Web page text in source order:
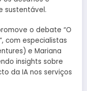
sustentável.
o debate “O
com especialistas
e Mariana
insights sobre
da IA nos serviços